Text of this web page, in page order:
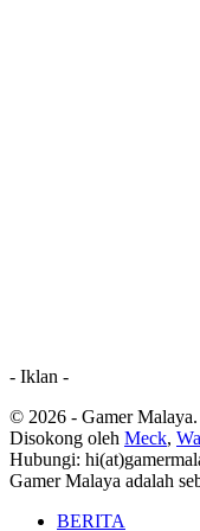
- Iklan -
© 2026 - Gamer
Disokong oleh Meck,
Hubungi:
Gamer Malaya adalah
BERITA